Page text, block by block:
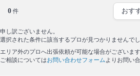
0 件
申し訳ございません。
選択された条件に該当するプロが見つかりませんでし
エリア外のプロへ出張依頼が可能な場合がございます
ご相談についてはお問い合わせフォームよりお問い